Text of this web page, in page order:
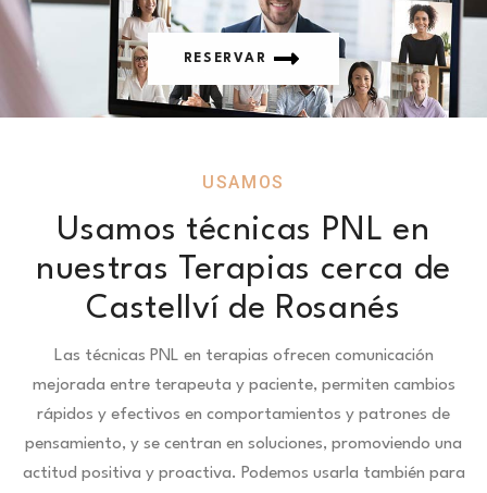
RESERVAR
USAMOS
Usamos técnicas PNL en
nuestras Terapias cerca de
Castellví de Rosanés
Las técnicas PNL en terapias ofrecen comunicación
mejorada entre terapeuta y paciente, permiten cambios
rápidos y efectivos en comportamientos y patrones de
pensamiento, y se centran en soluciones, promoviendo una
actitud positiva y proactiva. Podemos usarla también para